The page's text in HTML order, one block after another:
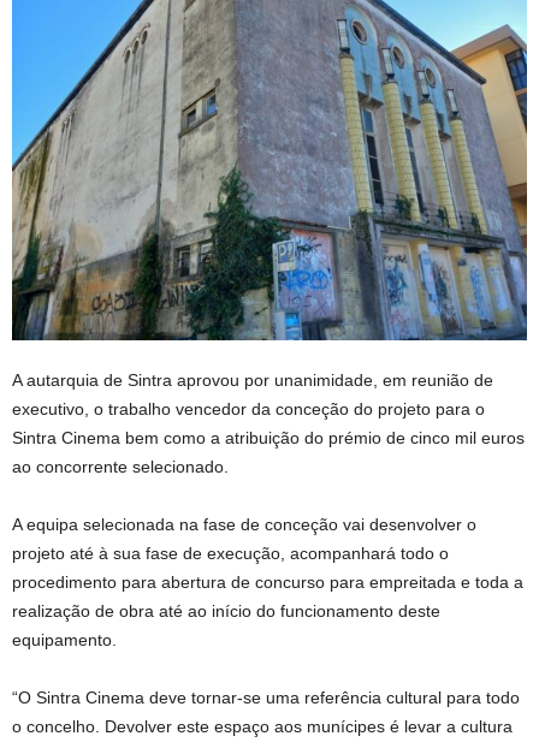
A autarquia de Sintra aprovou por unanimidade, em reunião de
executivo, o trabalho vencedor da conceção do projeto para o
Sintra Cinema bem como a atribuição do prémio de cinco mil euros
ao concorrente selecionado.
A equipa selecionada na fase de conceção vai desenvolver o
projeto até à sua fase de execução, acompanhará todo o
procedimento para abertura de concurso para empreitada e toda a
realização de obra até ao início do funcionamento deste
equipamento.
“O Sintra Cinema deve tornar-se uma referência cultural para todo
o concelho. Devolver este espaço aos munícipes é levar a cultura